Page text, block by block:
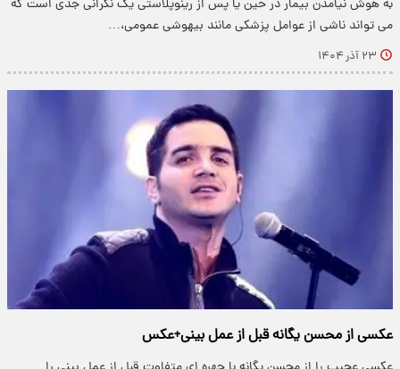
به هوش نیامدن بیمار در حین یا پس از رینوپلاستی یک نگرانی جدی است که
می تواند ناشی از عوامل پزشکی مانند بیهوشی عمومی،…
۲۳ آذر ۱۴۰۴
عکسی از محسن یگانه قبل از عمل بینی+عکس